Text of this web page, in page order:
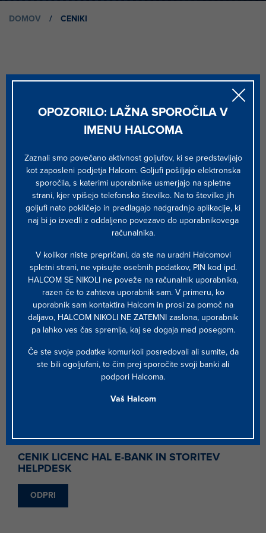
DOMOV / CENIKI
OSEBE
ODPRI
2
CENIK STORITEV HALCOM CA ZA POSLOVNE
SUBJEKTE
CENIK LICENC HAL E-BANK IN STORITEV
HELPDESK
ODPRI
OPOZORILO: LAŽNA SPOROČILA V
IMENU HALCOMA
Zaznali smo povečano aktivnost goljufov, ki se predstavljajo
kot zaposleni podjetja Halcom. Goljufi pošiljajo elektronska
sporočila, s katerimi uporabnike usmerjajo na spletne
strani, kjer vpišejo telefonsko številko. Na to številko jih
goljufi nato pokličejo in predlagajo nadgradnjo aplikacije, ki
naj bi jo izvedli z oddaljeno povezavo do uporabnikovega
računalnika.
V kolikor niste prepričani, da ste na uradni Halcomovi
spletni strani, ne vpisujte osebnih podatkov, PIN kod ipd.
HALCOM SE NIKOLI ne poveže na računalnik uporabnika,
razen če to zahteva uporabnik sam. V primeru, ko
uporabnik sam kontaktira Halcom in prosi za pomoč na
daljavo, HALCOM NIKOLI NE ZATEMNI zaslona, uporabnik
pa lahko ves čas spremlja, kaj se dogaja med posegom.
Če ste svoje podatke komurkoli posredovali ali sumite, da
ste bili ogoljufani, to čim prej sporočite svoji banki ali
podpori Halcoma.
Vaš Halcom